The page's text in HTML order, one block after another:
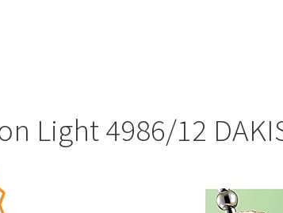
Light 4986/12